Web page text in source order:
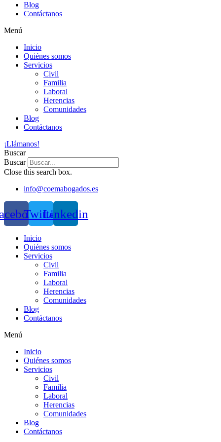
Blog
Contáctanos
Menú
Inicio
Quiénes somos
Servicios
Civil
Familia
Laboral
Herencias
Comunidades
Blog
Contáctanos
¡Llámanos!
Buscar
Buscar
Close this search box.
info@coemabogados.es
TwitterLinkedin
Inicio
Quiénes somos
Servicios
Civil
Familia
Laboral
Herencias
Comunidades
Blog
Contáctanos
Menú
Inicio
Quiénes somos
Servicios
Civil
Familia
Laboral
Herencias
Comunidades
Blog
Contáctanos